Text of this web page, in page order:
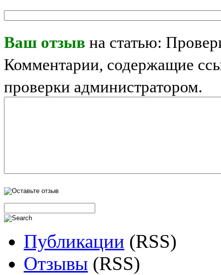
Ваш отзыв на статью:
Комментарии, содержащие
проверки администратором.
Публикации (RSS)
Отзывы (RSS)